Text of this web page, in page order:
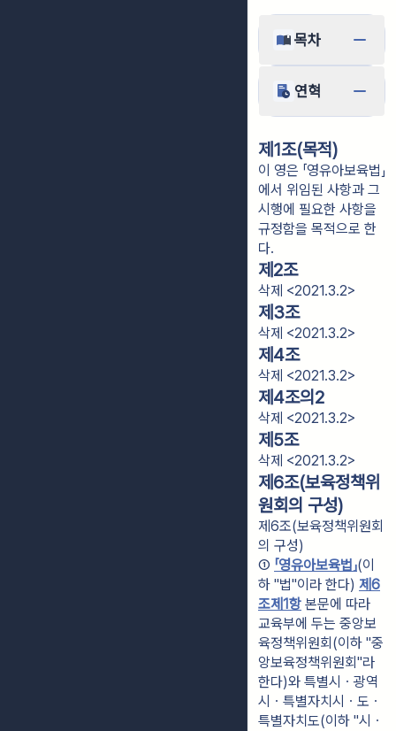
목차
연혁
제1조(목적)
이 영은 「영유아보육법」
에서 위임된 사항과 그
시행에 필요한 사항을
규정함을 목적으로 한
다.
제2조
삭제 <2021.3.2>
제3조
삭제 <2021.3.2>
제4조
삭제 <2021.3.2>
제4조의2
삭제 <2021.3.2>
제5조
삭제 <2021.3.2>
제6조(보육정책위
원회의 구성)
제6조(보육정책위원회
의 구성)
① 「영유아보육법」(이
하 "법"이라 한다) 제6
조제1항 본문에 따라
교육부에 두는 중앙보
육정책위원회(이하 "중
앙보육정책위원회"라
한다)와 특별시ㆍ광역
시ㆍ특별자치시ㆍ도ㆍ
특별자치도(이하 "시ㆍ